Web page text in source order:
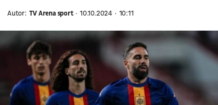
Autor: TV Arena sport 10.10.2024 10:11